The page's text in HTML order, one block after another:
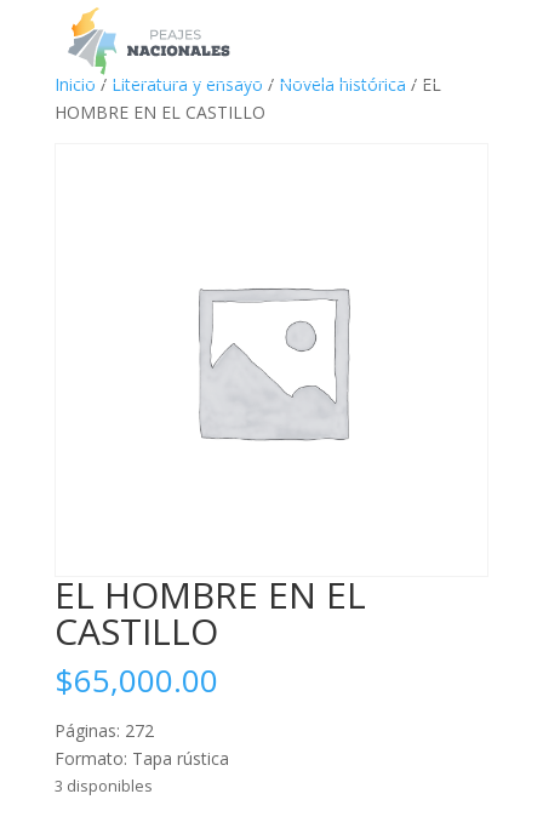
Inicio / Literatura y ensayo / Novela histórica / EL
HOMBRE EN EL CASTILLO
EL HOMBRE EN EL
CASTILLO
$65,000.00
Páginas: 272
Formato: Tapa rústica
3 disponibles